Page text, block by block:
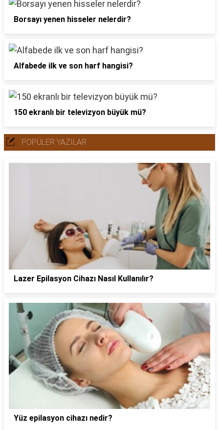
Borsayı yenen hisseler nelerdir?
Alfabede ilk ve son harf hangisi?
150 ekranlı bir televizyon büyük mü?
POPÜLER YAZILAR
Lazer Epilasyon Cihazı Nasıl Kullanılır?
Yüz epilasyon cihazı nedir?